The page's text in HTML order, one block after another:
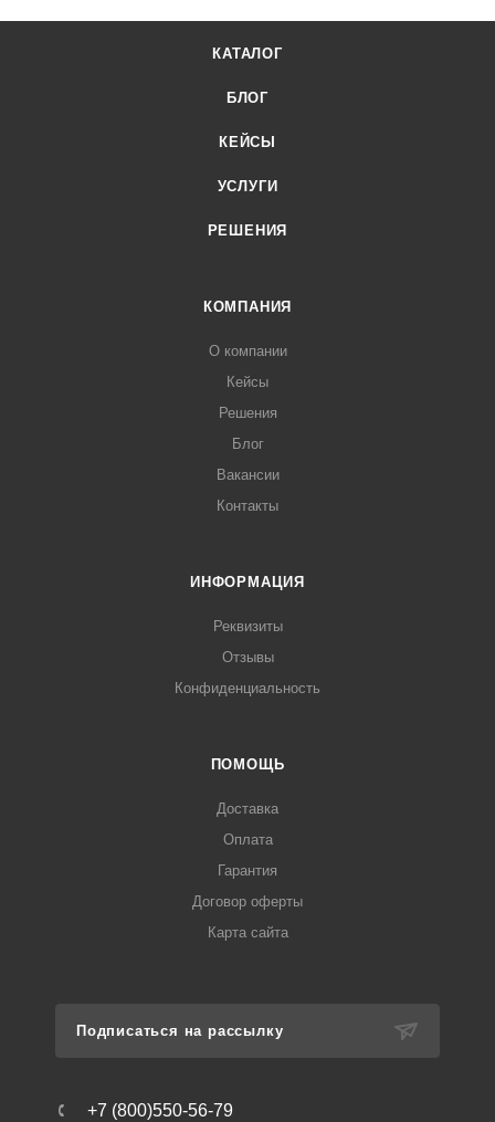
КАТАЛОГ
БЛОГ
КЕЙСЫ
УСЛУГИ
РЕШЕНИЯ
КОМПАНИЯ
О компании
Кейсы
Решения
Блог
Вакансии
Контакты
ИНФОРМАЦИЯ
Реквизиты
Отзывы
Конфиденциальность
ПОМОЩЬ
Доставка
Оплата
Гарантия
Договор оферты
Карта сайта
Подписаться на рассылку
+7 (800)550-56-79